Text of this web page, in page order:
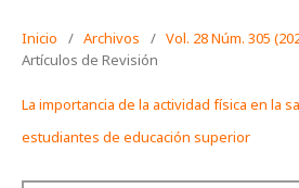
Inicio / Archivos / Vol. 28 Núm. 305
Artículos de Revisión
La importancia de la actividad física en la
estudiantes de educación superior